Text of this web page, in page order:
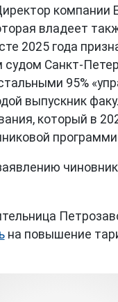
компании
владеет
2025 года
Санкт-
95%
выпускник
который в
на повышение